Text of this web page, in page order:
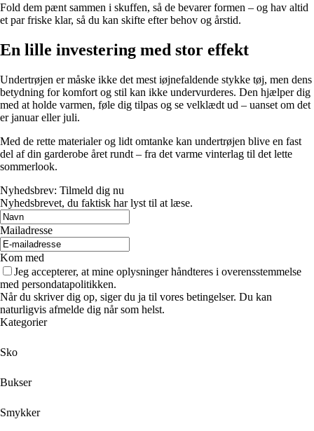
Fold dem pænt sammen i skuffen, så de bevarer formen – og hav altid
et par friske klar, så du kan skifte efter behov og årstid.
En lille investering med stor effekt
Undertrøjen er måske ikke det mest iøjnefaldende stykke tøj, men dens
betydning for komfort og stil kan ikke undervurderes. Den hjælper dig
med at holde varmen, føle dig tilpas og se velklædt ud – uanset om det
er januar eller juli.
Med de rette materialer og lidt omtanke kan undertrøjen blive en fast
del af din garderobe året rundt – fra det varme vinterlag til det lette
sommerlook.
Nyhedsbrev: Tilmeld dig nu
Nyhedsbrevet, du faktisk har lyst til at læse.
Mailadresse
Kom med
Jeg accepterer, at mine oplysninger håndteres i overensstemmelse
med persondatapolitikken.
Når du skriver dig op, siger du ja til vores betingelser. Du kan
naturligvis afmelde dig når som helst.
Kategorier
Sko
Bukser
Smykker